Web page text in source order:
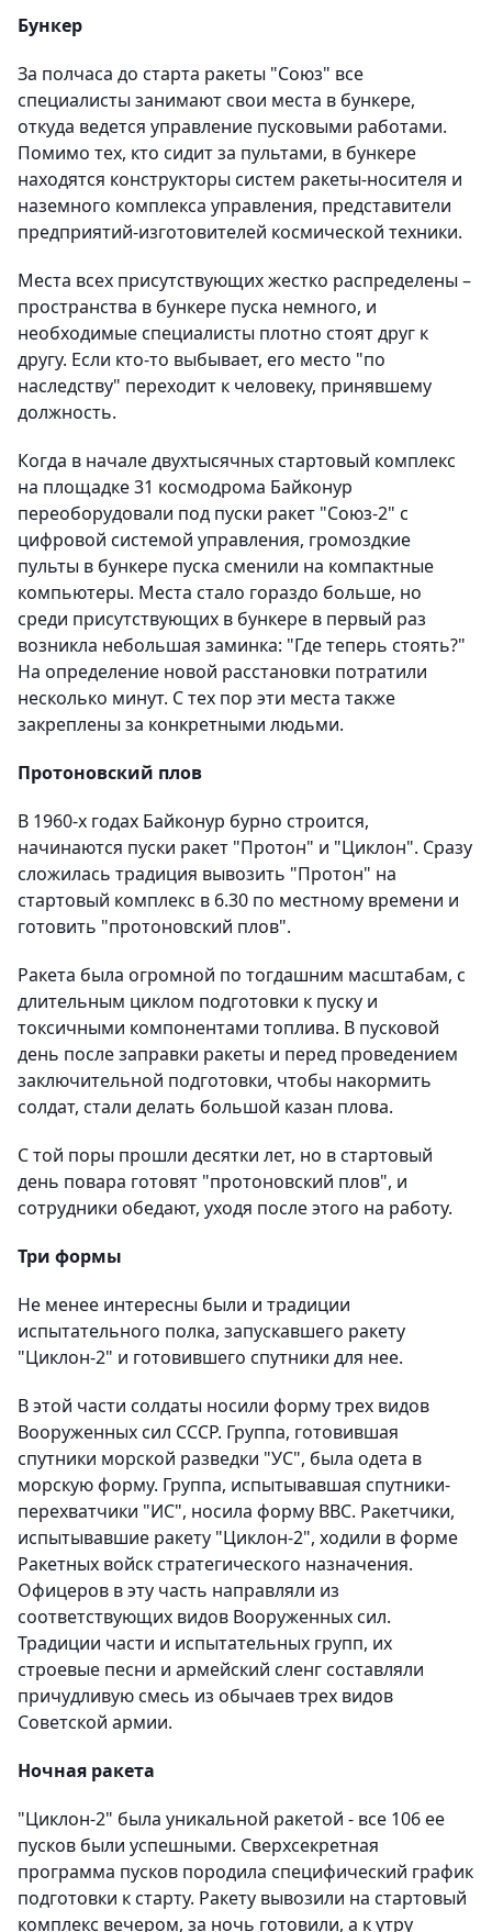
Бункер
За полчаса до старта ракеты "Союз" все
специалисты занимают свои места в бункере,
откуда ведется управление пусковыми работами.
Помимо тех, кто сидит за пультами, в бункере
находятся конструкторы систем ракеты-носителя и
наземного комплекса управления, представители
предприятий-изготовителей космической техники.
Места всех присутствующих жестко распределены –
пространства в бункере пуска немного, и
необходимые специалисты плотно стоят друг к
другу. Если кто-то выбывает, его место "по
наследству" переходит к человеку, принявшему
должность.
Когда в начале двухтысячных стартовый комплекс
на площадке 31 космодрома Байконур
переоборудовали под пуски ракет "Союз-2" с
цифровой системой управления, громоздкие
пульты в бункере пуска сменили на компактные
компьютеры. Места стало гораздо больше, но
среди присутствующих в бункере в первый раз
возникла небольшая заминка: "Где теперь стоять?"
На определение новой расстановки потратили
несколько минут. С тех пор эти места также
закреплены за конкретными людьми.
Протоновский плов
В 1960-х годах Байконур бурно строится,
начинаются пуски ракет "Протон" и "Циклон". Сразу
сложилась традиция вывозить "Протон" на
стартовый комплекс в 6.30 по местному времени и
готовить "протоновский плов".
Ракета была огромной по тогдашним масштабам, с
длительным циклом подготовки к пуску и
токсичными компонентами топлива. В пусковой
день после заправки ракеты и перед проведением
заключительной подготовки, чтобы накормить
солдат, стали делать большой казан плова.
С той поры прошли десятки лет, но в стартовый
день повара готовят "протоновский плов", и
сотрудники обедают, уходя после этого на работу.
Три формы
Не менее интересны были и традиции
испытательного полка, запускавшего ракету
"Циклон-2" и готовившего спутники для нее.
В этой части солдаты носили форму трех видов
Вооруженных сил СССР. Группа, готовившая
спутники морской разведки "УС", была одета в
морскую форму. Группа, испытывавшая спутники-
перехватчики "ИС", носила форму ВВС. Ракетчики,
испытывавшие ракету "Циклон-2", ходили в форме
Ракетных войск стратегического назначения.
Офицеров в эту часть направляли из
соответствующих видов Вооруженных сил.
Традиции части и испытательных групп, их
строевые песни и армейский сленг составляли
причудливую смесь из обычаев трех видов
Советской армии.
Ночная ракета
"Циклон-2" была уникальной ракетой - все 106 ее
пусков были успешными. Сверхсекретная
программа пусков породила специфический график
подготовки к старту. Ракету вывозили на стартовый
комплекс вечером, за ночь готовили, а к утру